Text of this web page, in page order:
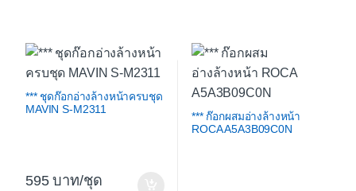
*** ชุดก๊อกอ่างล้างหน้าครบชุด
MAVIN S-M2311
595 /ชุด
*** ก๊อกผสมอ่างล้างหน้า
ROCA A5A3B09C0N